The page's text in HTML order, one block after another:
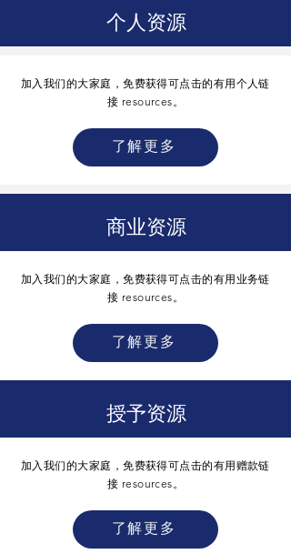
个人资源
加入我们的大家庭，免费获得可点击的有用个人链
接 resources。
了解更多
商业资源
加入我们的大家庭，免费获得可点击的有用业务链
接 resources。
了解更多
授予资源
加入我们的大家庭，免费获得可点击的有用赠款链
接 resources。
了解更多